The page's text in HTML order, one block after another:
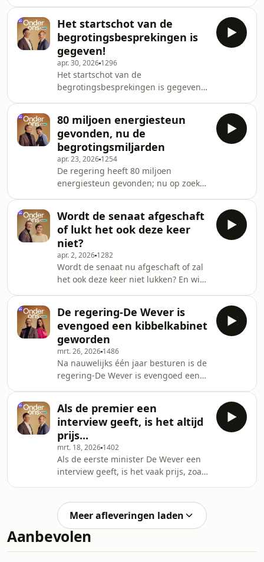
Het startschot van de
begrotingsbesprekingen is
gegeven!
apr. 30, 2026 1296
Het startschot van de
begrotingsbesprekingen is gegeven;
80 miljoen energiesteun
gevonden, nu de
begrotingsmiljarden
apr. 23, 2026 1254
De regering heeft 80 miljoen
energiesteun gevonden; nu op zoek
Wordt de senaat afgeschaft
of lukt het ook deze keer
niet?
apr. 2, 2026 1282
Wordt de senaat nu afgeschaft of zal
het ook deze keer niet lukken? En wie
De Vadder
De regering-De Wever is
evengoed een kibbelkabinet
geworden
mrt. 26, 2026 1486
Na nauwelijks één jaar besturen is de
regering-De Wever is evengoed een
Ivan De Vadder.
Als de premier een
interview geeft, is het altijd
prijs...
mrt. 18, 2026 1402
Als de eerste minister De Wever een
interview geeft, is het vaak prijs, zoals
Meer afleveringen laden
Aanbevolen